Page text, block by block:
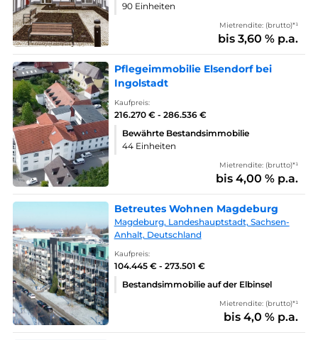
90 Einheiten
Mietrendite: (brutto)*¹
bis 3,60 % p.a.
Pflegeimmobilie Elsendorf bei
Ingolstadt
Kaufpreis:
216.270 € - 286.536 €
Bewährte Bestandsimmobilie
44 Einheiten
Mietrendite: (brutto)*¹
bis 4,00 % p.a.
Betreutes Wohnen Magdeburg
Magdeburg, Landeshauptstadt, Sachsen-
Anhalt, Deutschland
Kaufpreis:
104.445 € - 273.501 €
Bestandsimmobilie auf der Elbinsel
Mietrendite: (brutto)*¹
bis 4,0 % p.a.